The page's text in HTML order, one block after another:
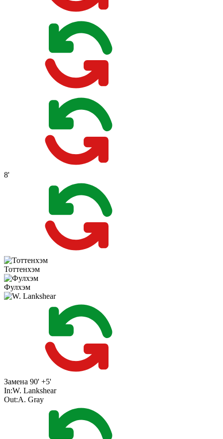
8'
Тоттенхэм
Фулхэм
Замена 90' +5'
In:W. Lankshear
Out:A. Gray